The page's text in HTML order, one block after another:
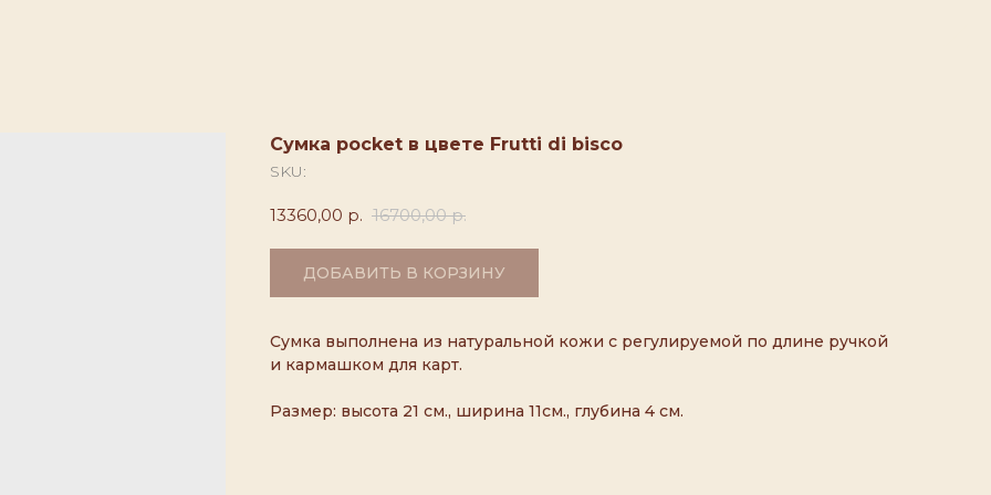
Сумка pocket в цвете Frutti di bisco
SKU:
13360,00 р. 16700,00 р.
ДОБАВИТЬ В КОРЗИНУ
Сумка выполнена из натуральной кожи с регулируемой по длине ручкой
и кармашком для карт.
Размер: высота 21 см., ширина 11см., глубина 4 см.